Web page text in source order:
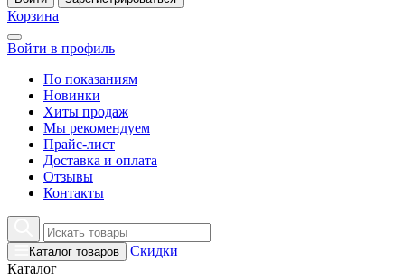
Корзина
Войти в профиль
По показаниям
Новинки
Хиты продаж
Мы рекомендуем
Прайс-лист
Доставка и оплата
Отзывы
Контакты
Каталог товаров
Скидки
Каталог